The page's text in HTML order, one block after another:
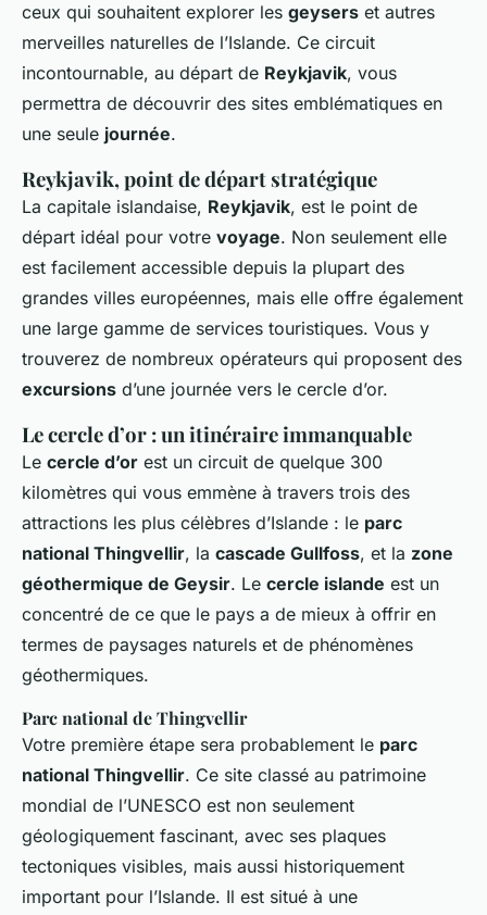
ceux qui souhaitent explorer les geysers et autres
merveilles naturelles de l’Islande. Ce circuit
incontournable, au départ de Reykjavik, vous
permettra de découvrir des sites emblématiques en
une seule journée.
Reykjavik, point de départ stratégique
La capitale islandaise, Reykjavik, est le point de
départ idéal pour votre voyage. Non seulement elle
est facilement accessible depuis la plupart des
grandes villes européennes, mais elle offre également
une large gamme de services touristiques. Vous y
trouverez de nombreux opérateurs qui proposent des
excursions d’une journée vers le cercle d’or.
Le cercle d’or : un itinéraire immanquable
Le cercle d’or est un circuit de quelque 300
kilomètres qui vous emmène à travers trois des
attractions les plus célèbres d’Islande : le parc
national Thingvellir, la cascade Gullfoss, et la zone
géothermique de Geysir. Le cercle islande est un
concentré de ce que le pays a de mieux à offrir en
termes de paysages naturels et de phénomènes
géothermiques.
Parc national de Thingvellir
Votre première étape sera probablement le parc
national Thingvellir. Ce site classé au patrimoine
mondial de l’UNESCO est non seulement
géologiquement fascinant, avec ses plaques
tectoniques visibles, mais aussi historiquement
important pour l’Islande. Il est situé à une